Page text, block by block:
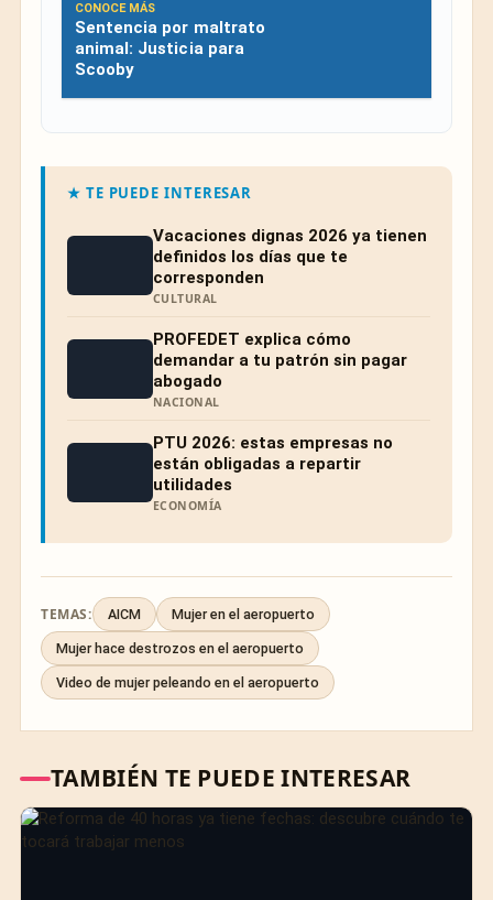
CONOCE MÁS
Sentencia por maltrato
animal: Justicia para
Scooby
★ TE PUEDE INTERESAR
Vacaciones dignas 2026 ya tienen
definidos los días que te
corresponden
CULTURAL
PROFEDET explica cómo
demandar a tu patrón sin pagar
abogado
NACIONAL
PTU 2026: estas empresas no
están obligadas a repartir
utilidades
ECONOMÍA
TEMAS: AICM Mujer en el aeropuerto
Mujer hace destrozos en el aeropuerto
Video de mujer peleando en el aeropuerto
TAMBIÉN TE PUEDE INTERESAR